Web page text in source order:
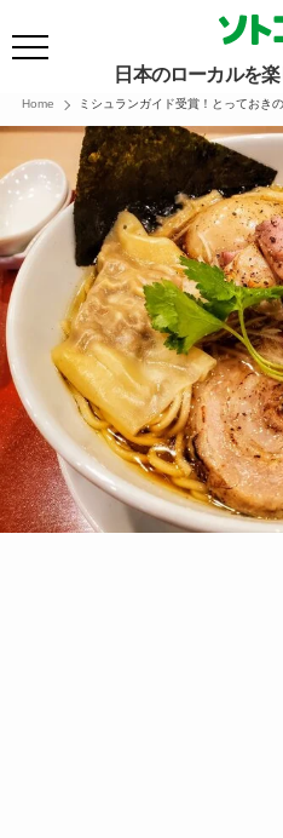
日本のローカルを
Home ミシュランガイド受賞！とっておき